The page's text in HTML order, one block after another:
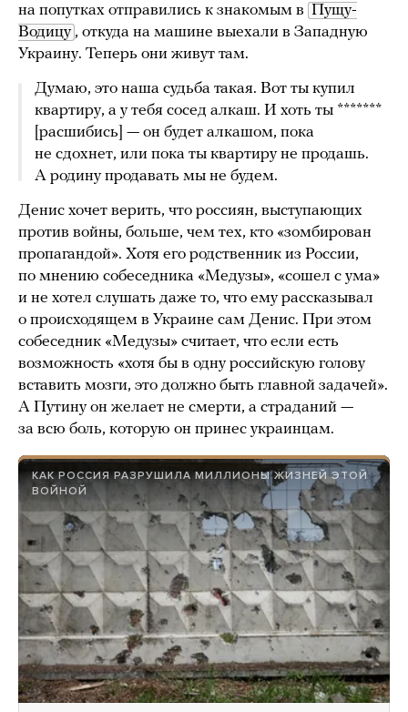
на попутках отправились к знакомым в Пущу-
Водицу , откуда на машине выехали в Западную
Украину. Теперь они живут там.
Думаю, это наша судьба такая. Вот ты купил
квартиру, а у тебя сосед алкаш. И хоть ты *******
[расшибись] — он будет алкашом, пока
не сдохнет, или пока ты квартиру не продашь.
А родину продавать мы не будем.
Денис хочет верить, что россиян, выступающих
против войны, больше, чем тех, кто «зомбирован
пропагандой». Хотя его родственник из России,
по мнению собеседника «Медузы», «сошел с ума»
и не хотел слушать даже то, что ему рассказывал
о происходящем в Украине сам Денис. При этом
собеседник «Медузы» считает, что если есть
возможность «хотя бы в одну российскую голову
вставить мозги, это должно быть главной задачей».
А Путину он желает не смерти, а страданий —
за всю боль, которую он принес украинцам.
КАК РОССИЯ РАЗРУШИЛА МИЛЛИОНЫ ЖИЗНЕЙ ЭТОЙ
ВОЙНОЙ